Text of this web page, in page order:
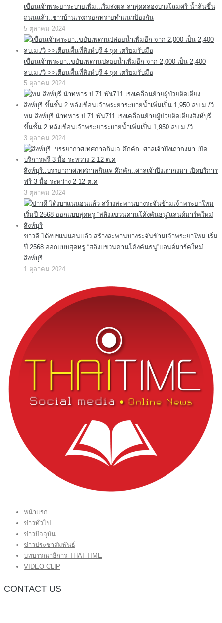
เขื่อนเจ้าพระยาระบายเพิ่ม..เริ่มส่งผล ล่าสุดคลองบางโฉมศรี น้ำล้นขึ้น
ถนนแล้ว..ชาวบ้านเร่งกรอกทรายทำแนวป้องกัน
5 ตุลาคม 2024
เขื่อนเจ้าพระยา..ขยับเพดานปล่อยน้ำเพิ่มอีก จาก 2,000 เป็น 2,400
ลบ.ม./วิ >>เตือนพื้นที่สิงห์บุรี 4 จุด เตรียมรับมือ
5 ตุลาคม 2024
ทม.สิงห์บุรี นำทหาร ป.71 พัน711 เร่งเคลื่อนย้ายผู้ป่วยติดเตียงสิงห์บุรี
ขึ้นชั้น 2 หลังเขื่อนเจ้าพระยาระบายน้ำเพิ่มเป็น 1,950 ลบ.ม./วิ
3 ตุลาคม 2024
สิงห์บุรี..บรรยากาศเทศกาลกินเจ คึกคัก..ศาลเจ้าปึงเถ่ากงม่า เปิดบริการ
ฟรี 3 มื้อ ระหว่าง 2-12 ต.ค
3 ตุลาคม 2024
ข่าวดี ได้งบฯแน่นอนแล้ว สร้างสะพานบางระจันข้ามเจ้าพระยาใหม่ เริ่ม
ปี 2568 ออกแบบสุดหรู “สลิงแขวนคานโค้งคันธนู”แลนด์มาร์คใหม่
สิงห์บุรี
1 ตุลาคม 2024
หน้าแรก
ข่าวทั่วไป
ข่าวปัจจุบัน
ข่าวประชาสัมพันธ์
บทบรรณาธิการ THAI TIME
VIDEO CLIP
CONTACT US